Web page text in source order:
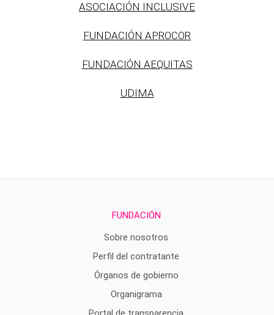
ASOCIACIÓN INCLUSIVE
FUNDACIÓN APROCOR
FUNDACIÓN AEQUITAS
UDIMA
FUNDACIÓN
Sobre nosotros
Perfil del contratante
Órganos de gobierno
Organigrama